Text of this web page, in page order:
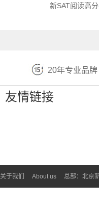
《SAT写作官方题库与范文》（第3版）
20年专业品牌
友情链接
关于我们 About us 总部：北京